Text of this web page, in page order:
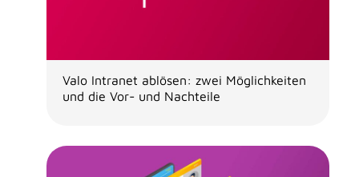
Valo Intranet ablösen: zwei Möglichkeiten
und die Vor- und Nachteile